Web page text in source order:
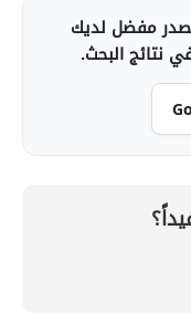
مفضل لديك
نتائج البحث.